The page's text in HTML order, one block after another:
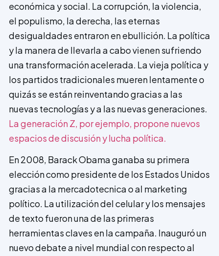
económica y social. La corrupción, la violencia,
el populismo, la derecha, las eternas
desigualdades entraron en ebullición. La política
y la manera de llevarla a cabo vienen sufriendo
una transformación acelerada. La vieja política y
los partidos tradicionales mueren lentamente o
quizás se están reinventando gracias a las
nuevas tecnologías y a las nuevas generaciones.
La generación Z, por ejemplo, propone nuevos
espacios de discusión y lucha política.
En 2008, Barack Obama ganaba su primera
elección como presidente de los Estados Unidos
gracias a la mercadotecnica o al marketing
político. La utilización del celular y los mensajes
de texto fueron una de las primeras
herramientas claves en la campaña. Inauguró un
nuevo debate a nivel mundial con respecto al